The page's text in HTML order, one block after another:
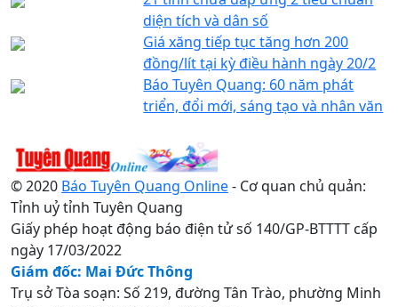
diện tích và dân số
Giá xăng tiếp tục tăng hơn 200
đồng/lít tại kỳ điều hành ngày 20/2
Báo Tuyên Quang: 60 năm phát
triển, đổi mới, sáng tạo và nhân văn
© 2020 Báo Tuyên Quang Online- Cơ quan chủ quản:
Tỉnh uỷ tỉnh Tuyên Quang
Giấy phép hoạt động báo điện tử số 140/GP-BTTTT cấp
ngày 17/03/2022
Giám đốc: Mai Đức Thông
Trụ sở Tòa soạn: Số 219, đường Tân Trào, phường Minh